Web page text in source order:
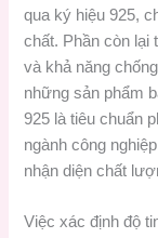
qua ký hiệu 925,
chất. Phần còn lại
và khả năng
những sản phẩm
925 là tiêu chuẩn
ngành công
nhận diện chất
Việc xác định độ